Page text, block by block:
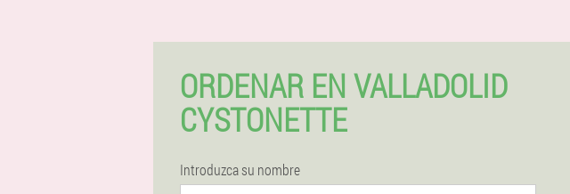
ORDENAR EN VALLADOLID
CYSTONETTE
Introduzca su nombre